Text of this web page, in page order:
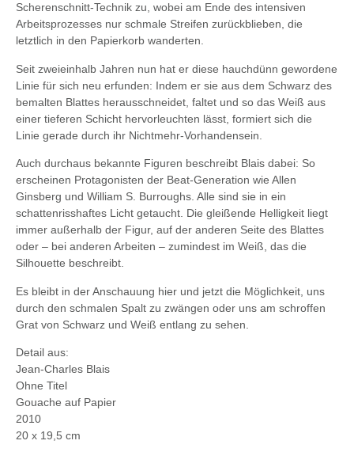
Scherenschnitt-Technik zu, wobei am Ende des intensiven
Arbeitsprozesses nur schmale Streifen zurückblieben, die
letztlich in den Papierkorb wanderten.
Seit zweieinhalb Jahren nun hat er diese hauchdünn gewordene
Linie für sich neu erfunden: Indem er sie aus dem Schwarz des
bemalten Blattes herausschneidet, faltet und so das Weiß aus
einer tieferen Schicht hervorleuchten lässt, formiert sich die
Linie gerade durch ihr Nichtmehr-Vorhandensein.
Auch durchaus bekannte Figuren beschreibt Blais dabei: So
erscheinen Protagonisten der Beat-Generation wie Allen
Ginsberg und William S. Burroughs. Alle sind sie in ein
schattenrisshaftes Licht getaucht. Die gleißende Helligkeit liegt
immer außerhalb der Figur, auf der anderen Seite des Blattes
oder – bei anderen Arbeiten – zumindest im Weiß, das die
Silhouette beschreibt.
Es bleibt in der Anschauung hier und jetzt die Möglichkeit, uns
durch den schmalen Spalt zu zwängen oder uns am schroffen
Grat von Schwarz und Weiß entlang zu sehen.
Detail aus:
Jean-Charles Blais
Ohne Titel
Gouache auf Papier
2010
20 x 19,5 cm